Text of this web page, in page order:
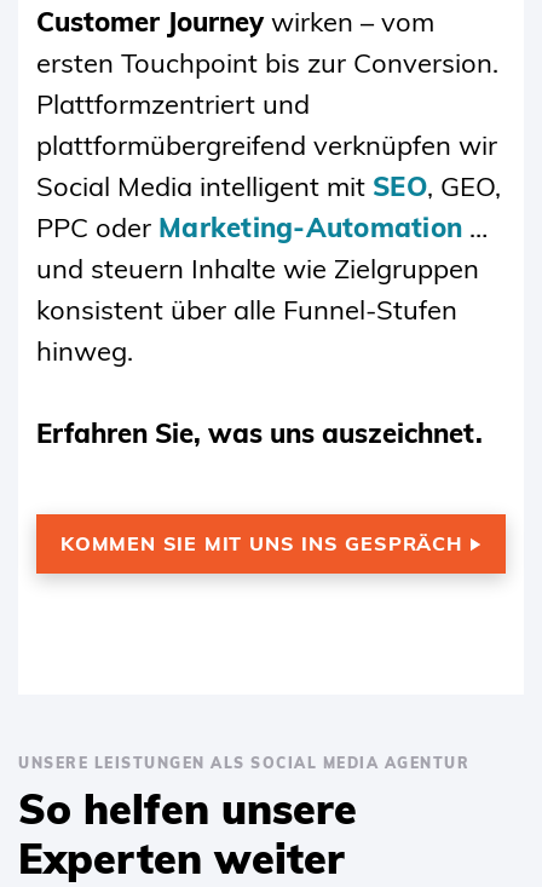
Customer Journeywirken – vom
ersten Touchpoint bis zur Conversion.
Plattformzentriert und
plattformübergreifend verknüpfen wir
Social Media intelligent mit SEO, GEO,
PPC oder Marketing-Automation …
und steuern Inhalte wie Zielgruppen
konsistent über alle Funnel-Stufen
hinweg.
Erfahren Sie, was uns auszeichnet.
KOMMEN SIE MIT UNS INS GESPRÄCH
UNSERE LEISTUNGEN ALS SOCIAL MEDIA AGENTUR
So helfen unsere
Experten weiter